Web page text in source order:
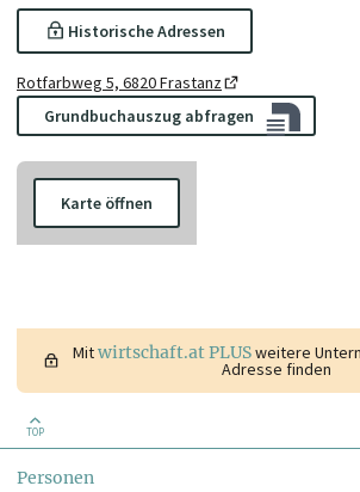
Historische Adressen
Rotfarbweg 5, 6820 Frastanz
Grundbuchauszug abfragen
Karte öffnen
Mitwirtschaft.at PLUSweitere
Adresse finden
TOP
Personen